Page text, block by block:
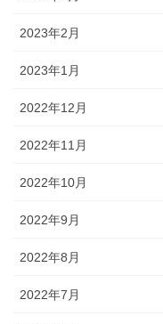
2023年2月
2023年1月
2022年12月
2022年11月
2022年10月
2022年9月
2022年8月
2022年7月